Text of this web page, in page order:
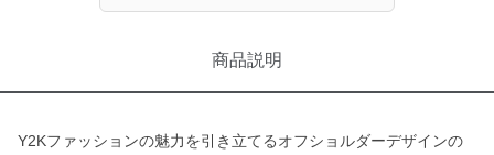
商品説明
Y2Kファッションの魅力を引き立てるオフショルダーデザインの